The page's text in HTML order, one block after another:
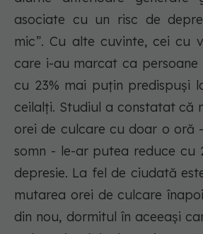
asociate cu un risc de
mic”. Cu alte cuvinte, cei cu
care i-au marcat ca
cu 23% mai puțin predispuși
ceilalți. Studiul a constatat că
orei de culcare cu doar o oră
somn - le-ar putea reduce cu
depresie. La fel de ciudată
mutarea orei de culcare
din nou, dormitul în aceeași